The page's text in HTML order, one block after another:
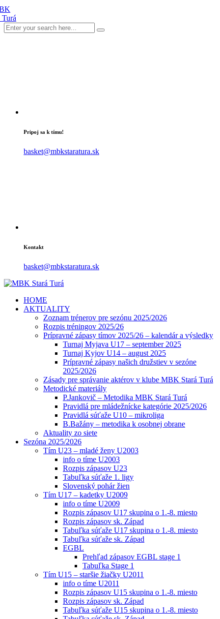
Pripoj sa k tímu!
basket@mbkstaratura.sk
Kontakt
basket@mbkstaratura.sk
HOME
AKTUALITY
Zoznam trénerov pre sezónu 2025/2026
Rozpis tréningov 2025/26
Prípravné zápasy tímov 2025/26 – kalendár a výsledky
Turnaj Myjava U17 – september 2025
Turnaj Kyjov U14 – august 2025
Prípravné zápasy našich družstiev v sezóne
2025/2026
Zásady pre správanie aktérov v klube MBK Stará Turá
Metodické materiály
P.Jankovič – Metodika MBK Stará Turá
Pravidlá pre mládežnícke kategórie 2025/2026
Pravidlá súťaže U10 – mikroliga
B.Bažány – metodika k osobnej obrane
Aktuality zo siete
Sezóna 2025/2026
Tím U23 – mladé ženy U2003
info o tíme U2003
Rozpis zápasov U23
Tabuľka súťaže 1. ligy
Slovenský pohár žien
Tím U17 – kadetky U2009
info o tíme U2009
Rozpis zápasov U17 skupina o 1.-8. miesto
Rozpis zápasov sk. Západ
Tabuľka súťaže U17 skupina o 1.-8. miesto
Tabuľka súťaže sk. Západ
EGBL
Prehľad zápasov EGBL stage 1
Tabuľka Stage 1
Tím U15 – staršie žiačky U2011
info o tíme U2011
Rozpis zápasov U15 skupina o 1.-8. miesto
Rozpis zápasov sk. Západ
Tabuľka súťaže U15 skupina o 1.-8. miesto